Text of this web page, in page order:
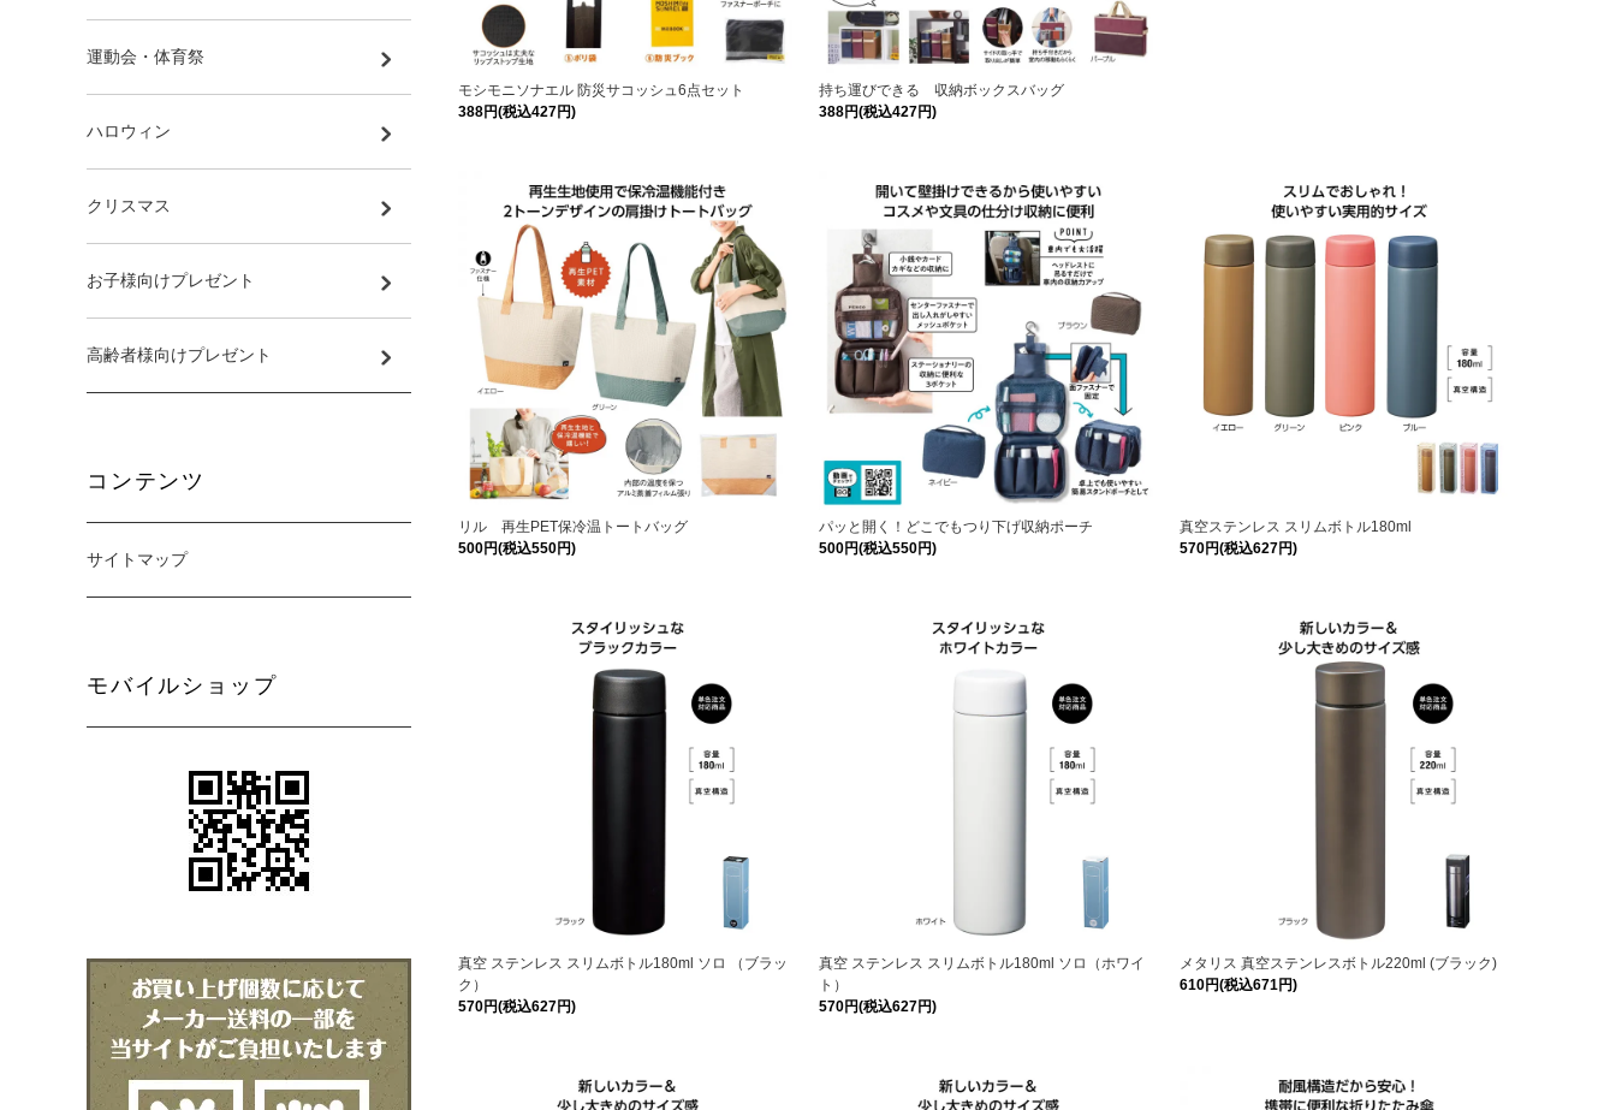
モシモニソナエル 防災サコッシュ6点セット
388円(税込427円)
持ち運びできる 収納ボックスバッグ
388円(税込427円)
リル 再生PET保冷温トートバッグ
500円(税込550円)
パッと開く！どこでもつり下げ収納ポーチ
500円(税込550円)
真空ステンレス スリムボトル180ml
570円(税込627円)
真空 ステンレス スリムボトル180ml ソロ （ブラッ
ク）
570円(税込627円)
真空 ステンレス スリムボトル180ml ソロ（ホワイ
ト）
570円(税込627円)
メタリス 真空ステンレスボトル220ml (ブラック)
610円(税込671円)
運動会・体育祭
ハロウィン
クリスマス
お子様向けプレゼント
高齢者様向けプレゼント
コンテンツ
サイトマップ
モバイルショップ